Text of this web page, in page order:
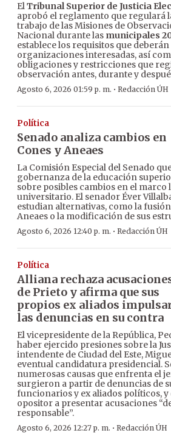
ElTribunal Superior de Justicia
aprobó el reglamento que regulará
trabajo de las Misiones de
Nacional durante las municipales
establece los requisitos que
organizaciones interesadas, así
obligaciones y restricciones que
observación antes, durante y
Agosto 6, 2026 01:59 p. m. · Redacción ÚH
Política
Senado analiza cambios en
Cones y Aneaes
La Comisión Especial del Senado
gobernanza de la educación
sobre posibles cambios en el marco
universitario. El senador Éver
estudian alternativas, como la
Aneaes o la modificación de sus
Agosto 6, 2026 12:40 p. m. · Redacción ÚH
Política
Alliana rechaza
de Prieto y afirma que sus
propios ex aliados
las denuncias en su contra
El vicepresidente de la República,
haber ejercido presiones sobre la
intendente de Ciudad del Este,
eventual candidatura presidencial.
numerosas causas que enfrenta el
surgieron a partir de denuncias de
funcionarios y ex aliados políticos,
opositor a presentar acusaciones
responsable”.
Agosto 6, 2026 12:27 p. m. · Redacción ÚH